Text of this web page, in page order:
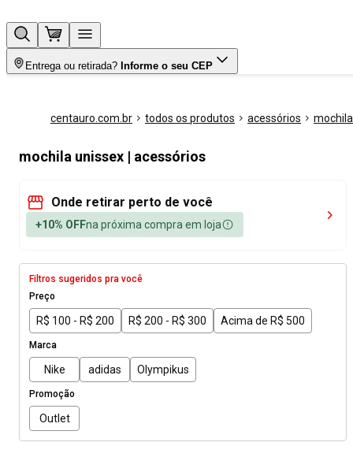
Entrega ou retirada? Informe o seu CEP
centauro.com.br todos os produtos acessórios mochila
mochila unissex | acessórios
Onde retirar perto de você
+10% OFFna próxima compra em loja
Filtros sugeridos pra você
Preço
R$ 100 - R$ 200 R$ 200 - R$ 300 Acima de R$ 500
Marca
Nike adidas Olympikus
Promoção
Outlet